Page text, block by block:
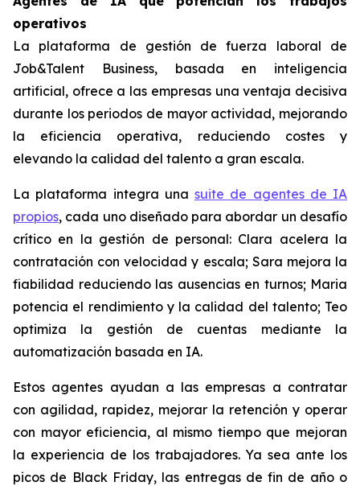
operativos
La plataforma de gestión de fuerza laboral de
Job&Talent Business, basada en inteligencia
artificial, ofrece a las empresas una ventaja decisiva
durante los periodos de mayor actividad, mejorando
la eficiencia operativa, reduciendo costes y
elevando la calidad del talento a gran escala.
La plataforma integra una suite de agentes de IA
propios, cada uno diseñado para abordar un desafío
crítico en la gestión de personal: Clara acelera la
contratación con velocidad y escala; Sara mejora la
fiabilidad reduciendo las ausencias en turnos; Maria
potencia el rendimiento y la calidad del talento; Teo
optimiza la gestión de cuentas mediante la
automatización basada en IA.
Estos agentes ayudan a las empresas a contratar
con agilidad, rapidez, mejorar la retención y operar
con mayor eficiencia, al mismo tiempo que mejoran
la experiencia de los trabajadores. Ya sea ante los
picos de Black Friday, las entregas de fin de año o